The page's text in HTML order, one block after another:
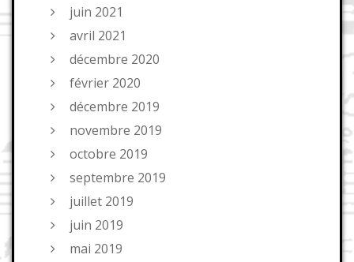
juin 2021
avril 2021
décembre 2020
février 2020
décembre 2019
novembre 2019
octobre 2019
septembre 2019
juillet 2019
juin 2019
mai 2019